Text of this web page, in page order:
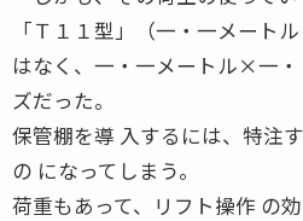
「Ｔ１１型」（一・一メート
はなく、一・一メートル×一
ズだった。
保管棚を導 入するには、特注
の になってしまう。
荷重もあって、リフト操作 の